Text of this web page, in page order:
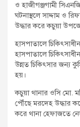
ও হাজীগঞ্জগামী
ঘটনাস্থলে সাদ্দাম ও
উদ্ধার করে কচুয়া
হাসপাতালে
হাসপাতালে
উন্নত চিকিৎসার জন্য
হয়।
কচুয়া থানার ওসি মো.
পৌঁছে মরদেহ উদ্ধার
করে থানা হেফাজতে